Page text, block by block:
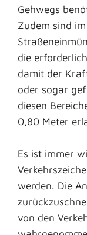
Gehwegs
Zudem sind
die
damit der
oder sogar
diesen
0,80 Meter
Es ist immer
werden. Die
von den